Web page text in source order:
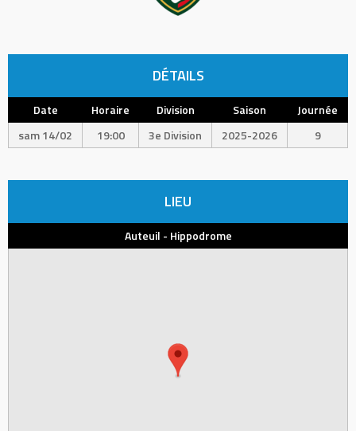
DÉTAILS
Date Horaire Division Saison
Journée
sam 14/02
19:00 3e Division 2025-2026 9
LIEU
Auteuil - Hippodrome